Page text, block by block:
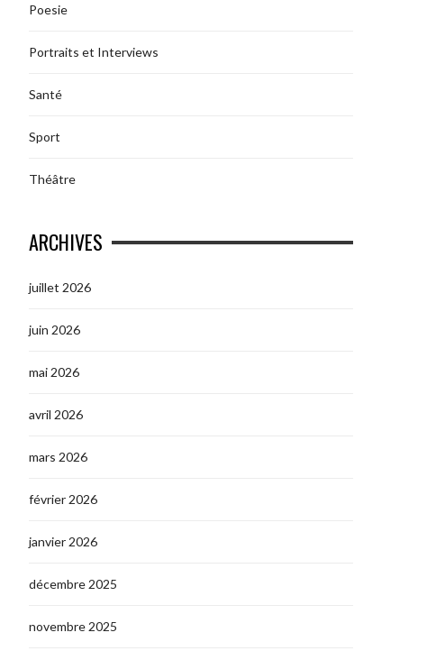
Poesie
Portraits et Interviews
Santé
Sport
Théâtre
ARCHIVES
juillet 2026
juin 2026
mai 2026
avril 2026
mars 2026
février 2026
janvier 2026
décembre 2025
novembre 2025